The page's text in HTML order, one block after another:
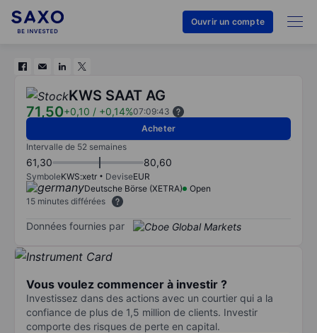
Ouvrir un compte
KWS SAAT AG
71,50+0,10 / +0,14%07:09:43
Acheter
Intervalle de 52 semaines
61,30 80,60
SymboleKWS:xetr DeviseEUR
Deutsche Börse (XETRA)
Open
15 minutes différées
Données fournies par
Vous voulez commencer à investir ?
Investissez dans des actions avec un courtier qui a la
confiance de plus de 1,5 million de clients. Investir
comporte des risques de perte en capital.